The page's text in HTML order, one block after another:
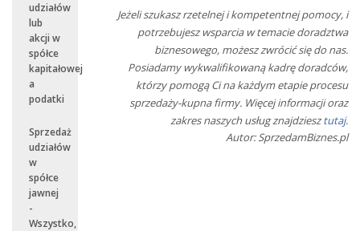
udziałów
lub
akcji w
spółce
kapitałowej
a
podatki
Sprzedaż
udziałów
w
spółce
jawnej
-
Wszystko,
Jeżeli szukasz rzetelnej i kompetentnej pomocy, i
potrzebujesz wsparcia w temacie doradztwa
biznesowego, możesz zwrócić się do nas.
Posiadamy wykwalifikowaną kadrę doradców,
którzy pomogą Ci na każdym etapie procesu
sprzedaży-kupna firmy. Więcej informacji oraz
zakres naszych usług znajdziesztutaj.
Autor: SprzedamBiznes.pl